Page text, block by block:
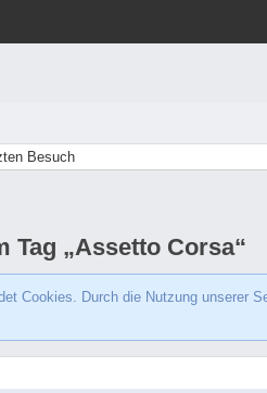
Besuch
Tag „Assetto Corsa“
Cookies. Durch die Nutzung unserer